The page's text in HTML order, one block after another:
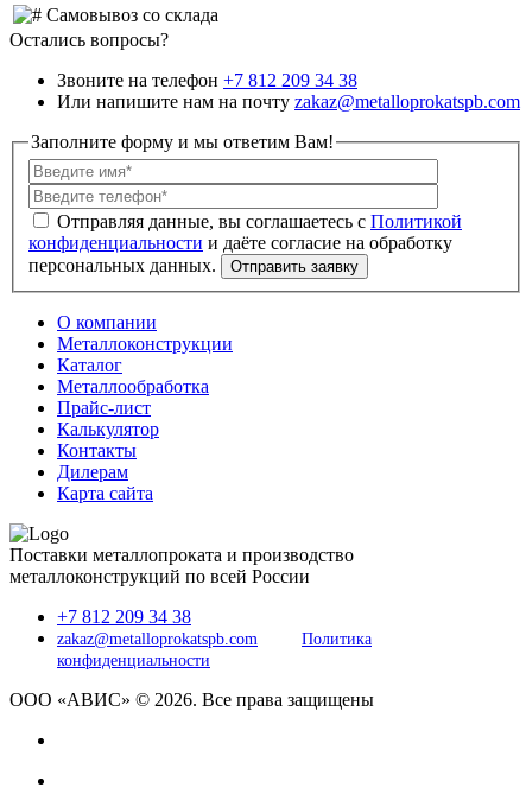
Самовывоз со склада
Остались вопросы?
Звоните на телефон +7 812 209 34 38
Или напишите нам на почту zakaz@metalloprokatspb.com
Заполните форму и мы ответим Вам!
Политикой
конфиденциальности
О компании
Металлоконструкции
Каталог
Металлообработка
Прайс-лист
Калькулятор
Контакты
Дилерам
Карта сайта
Поставки металлопроката и производство
металлоконструкций по всей России
+7 812 209 34 38
zakaz@metalloprokatspb.com
Политика
конфиденциальности
ООО «АВИС» © 2026. Все права защищены